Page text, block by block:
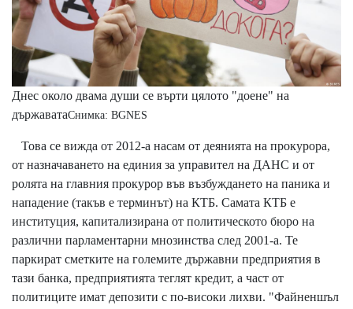
Днес около двама души се върти цялото "доене" на
държаватаСнимка: BGNES
Това се вижда от 2012-а насам от деянията на прокурора,
от назначаването на единия за управител на ДАНС и от
ролята на главния прокурор във възбуждането на паника и
нападение (такъв е терминът) на КТБ. Самата КТБ е
институция, капитализирана от политическото бюро на
различни парламентарни мнозинства след 2001-a. Те
паркират сметките на големите държавни предприятия в
тази банка, предприятията теглят кредит, а част от
политиците имат депозити с по-високи лихви. "Файненшъл